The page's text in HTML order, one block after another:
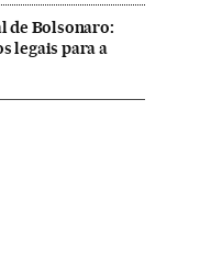
de Bolsonaro:
legais para a